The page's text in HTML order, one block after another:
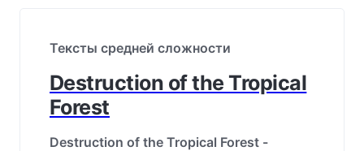
Тексты средней сложности
Destruction of the Tropical
Forest
Destruction of the Tropical Forest -